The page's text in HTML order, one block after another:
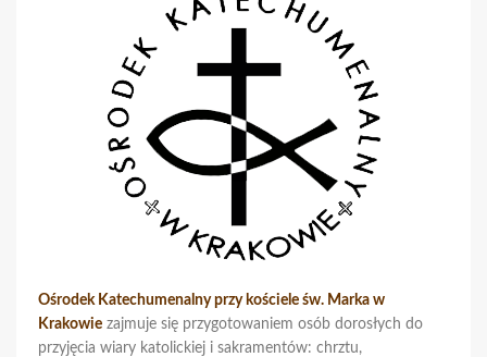
Ośrodek Katechumenalny przy kościele św. Marka w
Krakowie zajmuje się przygotowaniem osób dorosłych do
przyjęcia wiary katolickiej i sakramentów: chrztu,